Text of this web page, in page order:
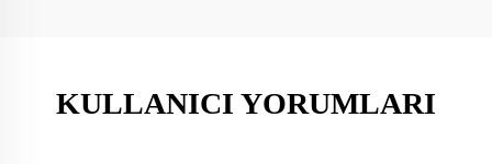
KULLANICI YORUMLARI